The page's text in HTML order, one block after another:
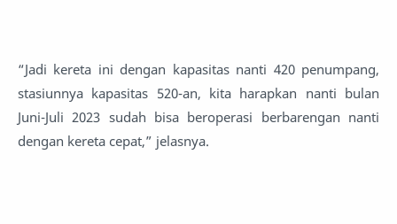
“Jadi kereta ini dengan kapasitas nanti 420 penumpang,
stasiunnya kapasitas 520-an, kita harapkan nanti bulan
Juni-Juli 2023 sudah bisa beroperasi berbarengan nanti
dengan kereta cepat,” jelasnya.